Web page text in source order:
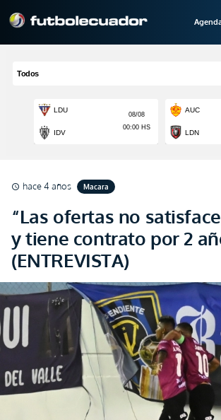
schedule hace 4 años Macara
“Las ofertas no
y tiene contrato por 2
(ENTREVISTA)